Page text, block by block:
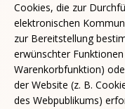
Cookies, die zur
elektronischen
zur Bereitstellung
erwünschter
Warenkorbfunktion)
der Website (z. B.
des Webpublikums)